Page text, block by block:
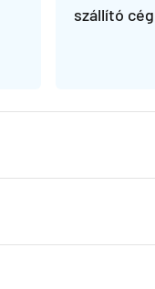
szállító